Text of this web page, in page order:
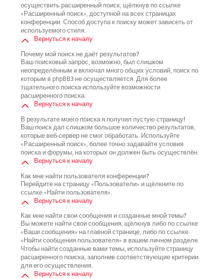
осуществить расширенный поиск, щёлкнув по ссылке
«Расширенный поиск», доступной на всех страницах
конференции. Способ доступа к поиску может зависеть от
используемого стиля.
Вернуться к началу
Почему мой поиск не даёт результатов?
Ваш поисковый запрос, возможно, был слишком
неопределённым и включал много общих условий, поиск по
которым в phpBB3 не осуществляется. Для более
тщательного поиска используйте возможности
расширенного поиска.
Вернуться к началу
В результате моего поиска я получил пустую страницу!
Ваш поиск дал слишком большое количество результатов,
которые веб-сервер не смог обработать. Используйте
«Расширенный поиск», более точно задавайте условия
поиска и форумы, на которых он должен быть осуществлён.
Вернуться к началу
Как мне найти пользователя конференции?
Перейдите на страницу «Пользователи» и щёлкните по
ссылке «Найти пользователя».
Вернуться к началу
Как мне найти свои сообщения и созданные мной темы?
Вы можете найти свои сообщения, щёлкнув либо по ссылке
«Ваши сообщения» на главной странице, либо по ссылке
«Найти сообщения пользователя» в вашем личном разделе.
Чтобы найти созданные вами темы, используйте страницу
расширенного поиска, заполнив соответствующие критерии
для его осуществления.
Вернуться к началу